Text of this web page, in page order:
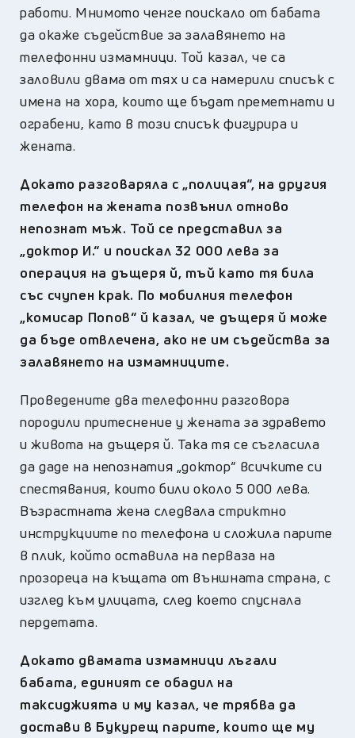
работи. Мнимото ченге поискало от бабата
да окаже съдействие за залавянето на
телефонни измамници. Той казал, че са
заловили двама от тях и са намерили списък с
имена на хора, които ще бъдат преметнати и
ограбени, като в този списък фигурира и
жената.
Докато разговаряла с „полицая“, на другия
телефон на жената позвънил отново
непознат мъж. Той се представил за
„доктор И.“ и поискал 32 000 лева за
операция на дъщеря й, тъй като тя била
със счупен крак. По мобилния телефон
„комисар Попов“ й казал, че дъщеря й може
да бъде отвлечена, ако не им съдейства за
залавянето на измамниците.
Проведените два телефонни разговора
породили притеснение у жената за здравето
и живота на дъщеря й. Така тя се съгласила
да даде на непознатия „доктор“ всичките си
спестявания, които били около 5 000 лева.
Възрастната жена следвала стриктно
инструкциите по телефона и сложила парите
в плик, който оставила на перваза на
прозореца на къщата от външната страна, с
изглед към улицата, след което спуснала
пердетата.
Докато двамата измамници лъгали
бабата, единият се обадил на
таксиджията и му казал, че трябва да
достави в Букурещ парите, които ще му